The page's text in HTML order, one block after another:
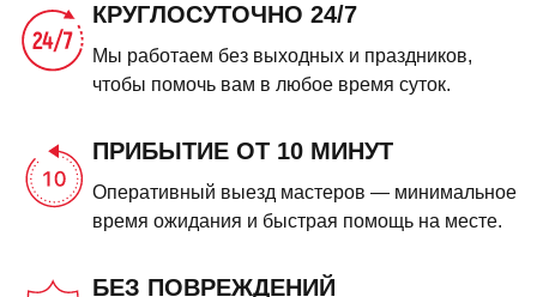
КРУГЛОСУТОЧНО 24/7
Мы работаем без выходных и праздников,
чтобы помочь вам в любое время суток.
ПРИБЫТИЕ ОТ 10 МИНУТ
Оперативный выезд мастеров — минимальное
время ожидания и быстрая помощь на месте.
БЕЗ ПОВРЕЖДЕНИЙ